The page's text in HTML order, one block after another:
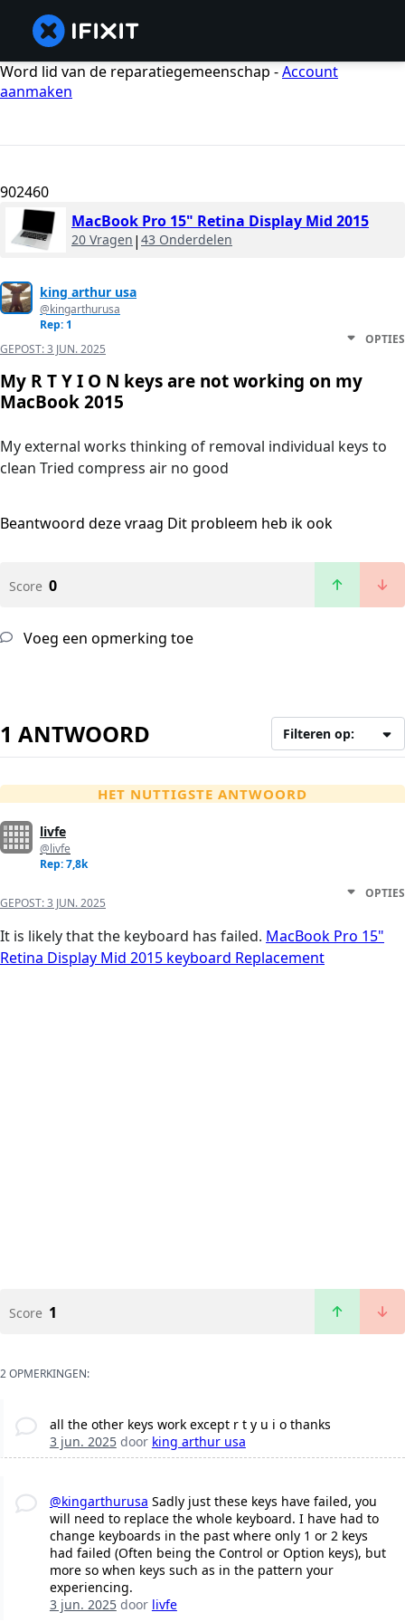
Word lid van de reparatiegemeenschap -Account
aanmaken
902460
MacBook Pro 15" Retina Display Mid 2015
20 Vragen | 43 Onderdelen
king arthur usa
@kingarthurusa
Rep: 1
GEPOST:3 JUN. 2025
OPTIES
My R T Y I O N keys are not working on my
MacBook 2015
My external works thinking of removal individual keys to
clean Tried compress air no good
Beantwoord deze vraag Dit probleem heb ik ook
Score 0
Voeg een opmerking toe
1 ANTWOORD Filteren op:
HET NUTTIGSTE ANTWOORD
livfe
@livfe
Rep: 7,8k
GEPOST:3 JUN. 2025
OPTIES
It is likely that the keyboard has failed. MacBook Pro 15"
Retina Display Mid 2015 keyboard Replacement
Score 1
2 OPMERKINGEN:
all the other keys work except r t y u i o thanks
3 jun. 2025door king arthur usa
@kingarthurusa Sadly just these keys have failed, you
will need to replace the whole keyboard. I have had to
change keyboards in the past where only 1 or 2 keys
had failed (Often being the Control or Option keys), but
more so when keys such as in the pattern your
experiencing.
3 jun. 2025door livfe